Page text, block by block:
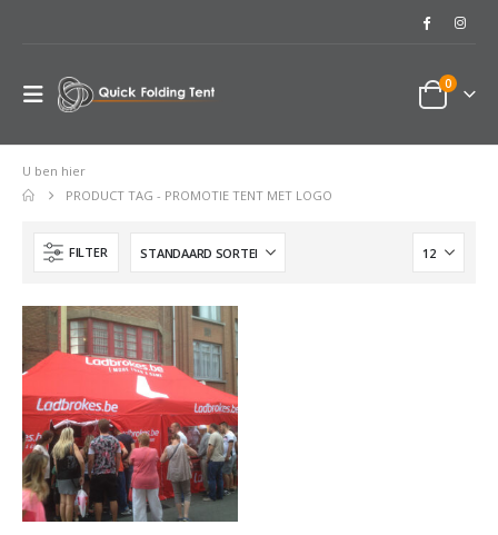
0
U ben hier
PRODUCT TAG - PROMOTIE TENT MET LOGO
FILTER